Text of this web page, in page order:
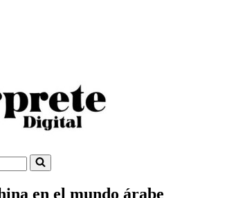
en el mundo árabe